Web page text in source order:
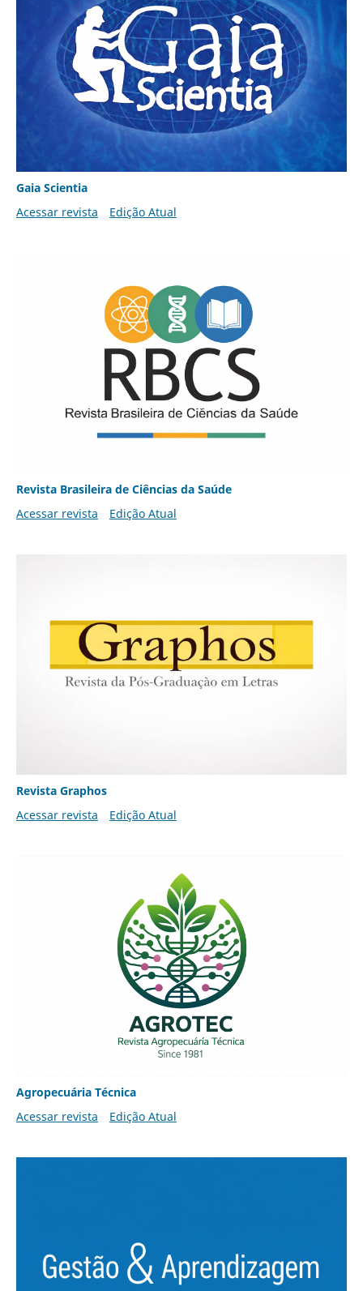
Gaia Scientia
Acessar revista
Edição Atual
Revista Brasileira de Ciências da Saúde
Acessar revista
Edição Atual
Revista Graphos
Acessar revista
Edição Atual
Agropecuária Técnica
Acessar revista
Edição Atual